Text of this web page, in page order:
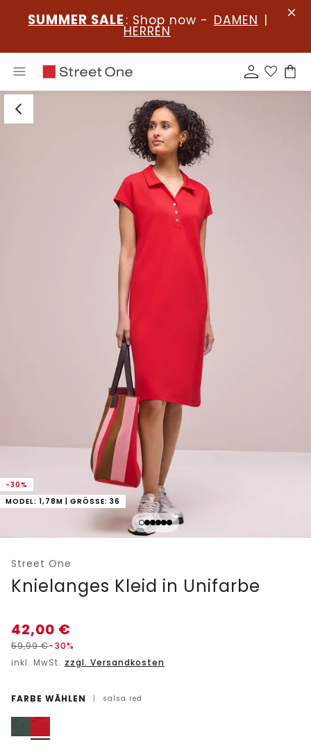
SUMMER SALE : Shop now - DAMEN |
HERREN
-30%
MODEL: 1,78M | GRÖSSE: 36
Street One
Knielanges Kleid in Unifarbe
42,00 €
59,99€-30%
inkl. MwSt. zzgl. Versandkosten
FARBE WÄHLEN | salsa red